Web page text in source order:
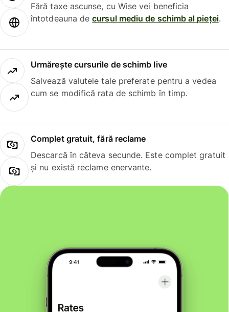
Fără taxe ascunse, cu Wise vei beneficia
întotdeauna decursul mediu de schimb al pieței.
Urmărește cursurile de schimb live
Salvează valutele tale preferate pentru a vedea
cum se modifică rata de schimb în timp.
Complet gratuit, fără reclame
Descarcă în câteva secunde. Este complet gratuit
și nu există reclame enervante.